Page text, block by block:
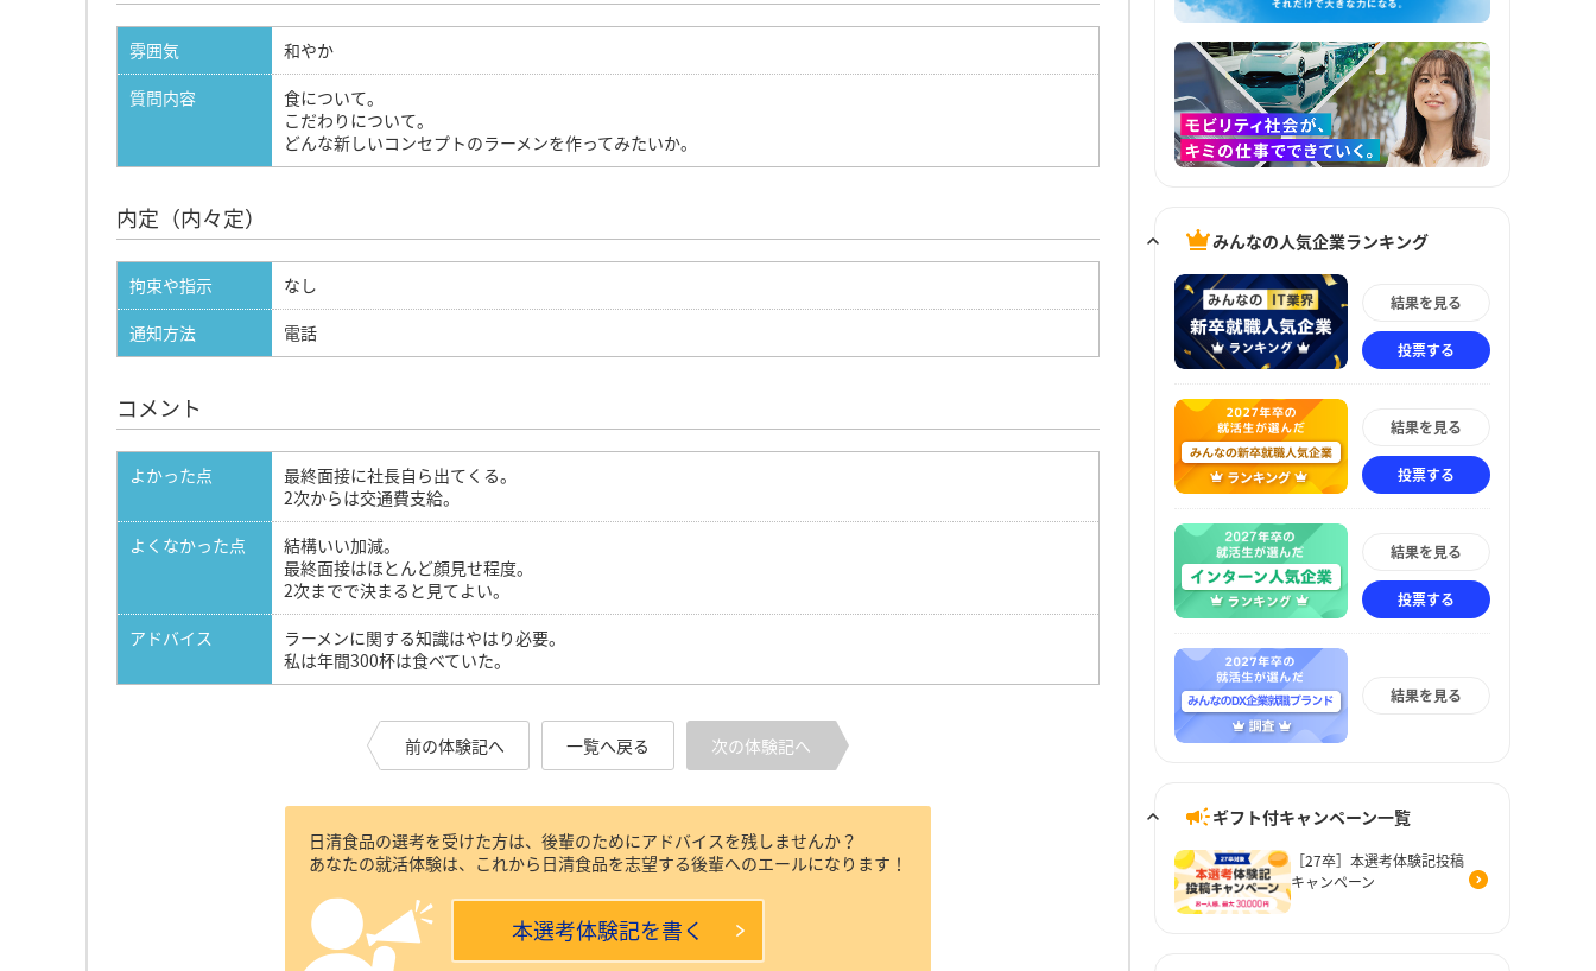
雰囲気
和やか
質問内容
食について。
こだわりについて。
どんな新しいコンセプトのラーメンを作ってみたいか。
内定（内々定）
拘束や指示
なし
通知方法
電話
コメント
よかった点
最終面接に社長自ら出てくる。
2次からは交通費支給。
よくなかった点
結構いい加減。
最終面接はほとんど顔見せ程度。
2次までで決まると見てよい。
アドバイス
ラーメンに関する知識はやはり必要。
私は年間300杯は食べていた。
前の体験記へ 一覧へ戻る 次の体験記へ
日清食品の選考を受けた方は、後輩のためにアドバイスを残しませんか？
あなたの就活体験は、これから日清食品を志望する後輩へのエールになります！
本選考体験記を書く
みんなの人気企業ランキング
結果を見る
投票する
結果を見る
投票する
結果を見る
投票する
結果を見る
ギフト付キャンペーン一覧
［27卒］本選考体験記投稿
キャンペーン